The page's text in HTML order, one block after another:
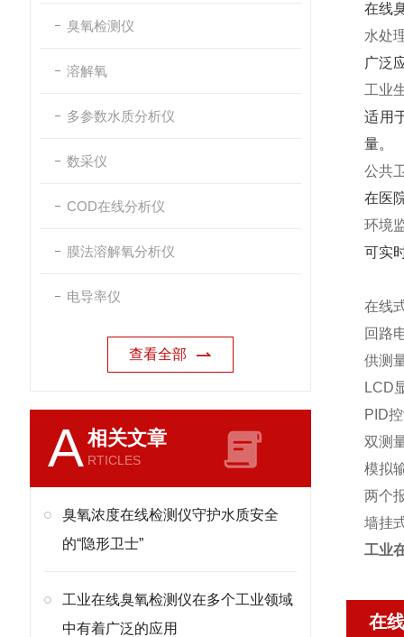
臭氧检测仪
溶解氧
多参数水质分析仪
数采仪
COD在线分析仪
膜法溶解氧分析仪
电导率仪
查看全部
A相关文章
RTICLES
臭氧浓度在线检测仪守护水质安全
的“隐形卫士”
工业在线臭氧检测仪在多个工业领域
中有着广泛的应用
在线
水处
广泛
工业
适用
量。
公共
在医
环境
可实
在线
回路
供测
LCD
PID
双测
模拟
两个
墙挂
工业
在